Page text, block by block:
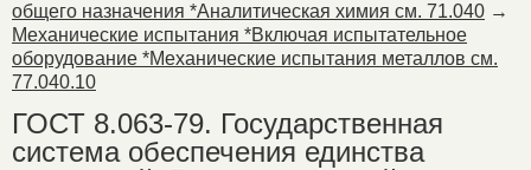
общего назначения *Аналитическая химия см. 71.040 →
Механические испытания *Включая испытательное
оборудование *Механические испытания металлов см.
77.040.10
ГОСТ 8.063-79. Государственная
система обеспечения единства